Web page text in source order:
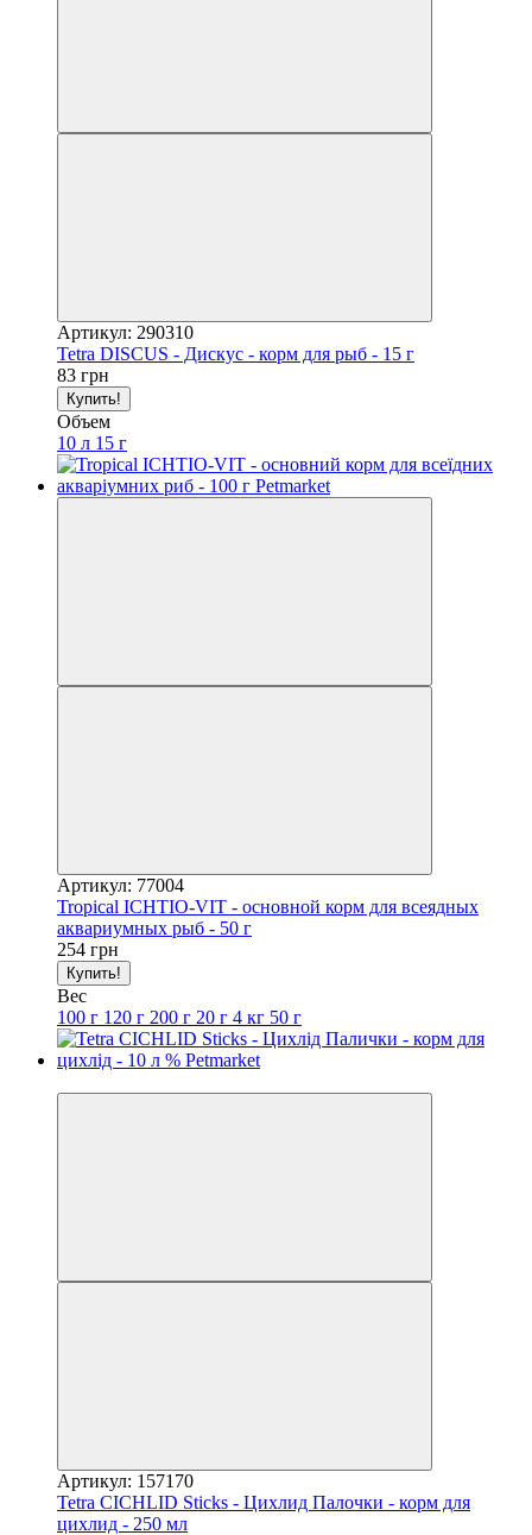
Артикул: 290310
Tetra DISCUS - Дискус - корм для рыб - 15 г
83 грн
Купить!
Объем
10 л 15 г
Артикул: 77004
Tropical ICHTIO-VIT - основной корм для всеядных
аквариумных рыб - 50 г
254 грн
Купить!
Вес
100 г 120 г 200 г 20 г 4 кг 50 г
Артикул: 157170
Tetra CICHLID Sticks - Цихлид Палочки - корм для
цихлид - 250 мл